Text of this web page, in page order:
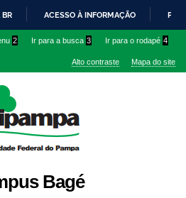
IR
O
ACESSO À INFORMAÇÃO
2 Ir para a busca 3 Ir para o rodapé 4
Alto contraste Mapa do site
Bagé